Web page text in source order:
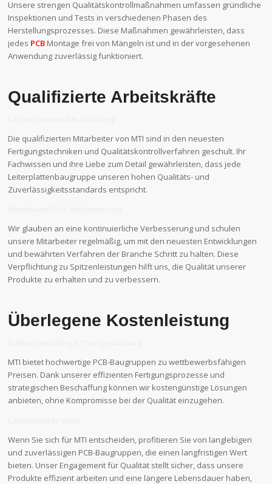
Unsere strengen Qualitätskontrollmaßnahmen umfassen gründliche
Inspektionen und Tests in verschiedenen Phasen des
Herstellungsprozesses. Diese Maßnahmen gewährleisten, dass
jedes PCB Montage frei von Mängeln ist und in der vorgesehenen
Anwendung zuverlässig funktioniert.
Qualifizierte Arbeitskräfte
Die qualifizierten Mitarbeiter von MTI sind in den neuesten
Fertigungstechniken und Qualitätskontrollverfahren geschult. Ihr
Fachwissen und ihre Liebe zum Detail gewährleisten, dass jede
Leiterplattenbaugruppe unseren hohen Qualitäts- und
Zuverlässigkeitsstandards entspricht.
Wir glauben an eine kontinuierliche Verbesserung und schulen
unsere Mitarbeiter regelmäßig, um mit den neuesten Entwicklungen
und bewährten Verfahren der Branche Schritt zu halten. Diese
Verpflichtung zu Spitzenleistungen hilft uns, die Qualität unserer
Produkte zu erhalten und zu verbessern.
Überlegene Kostenleistung
MTI bietet hochwertige PCB-Baugruppen zu wettbewerbsfähigen
Preisen. Dank unserer effizienten Fertigungsprozesse und
strategischen Beschaffung können wir kostengünstige Lösungen
anbieten, ohne Kompromisse bei der Qualität einzugehen.
Wenn Sie sich für MTI entscheiden, profitieren Sie von langlebigen
und zuverlässigen PCB-Baugruppen, die einen langfristigen Wert
bieten. Unser Engagement für Qualität stellt sicher, dass unsere
Produkte effizient arbeiten und eine längere Lebensdauer haben,